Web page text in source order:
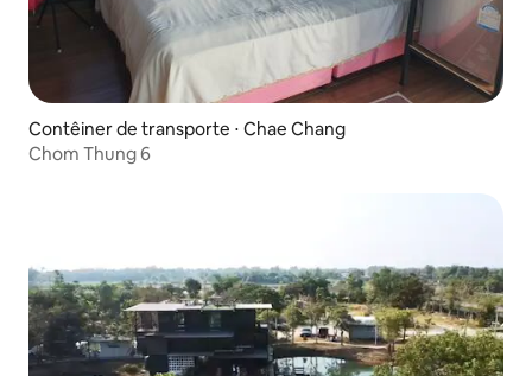
Contêiner de transporte ⋅ Chae Chang
Chom Thung 6